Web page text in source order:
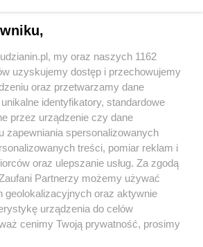
prywatności regulamin korzystania z portali
Skontakuj sięz nami
Kontakt
Wydawca
Redakcja
my oraz naszych 1162
uzyskujemy dostęp i przechowujemy
oraz przetwarzamy dane
identyfikatory, standardowe
przez urządzenie czy dane
zapewniania spersonalizowanych
treści, pomiar reklam i
oraz ulepszanie usług. Za zgodą
Partnerzy możemy używać
geolokalizacyjnych oraz aktywnie
urządzenia do celów
cenimy Twoją prywatność, prosimy